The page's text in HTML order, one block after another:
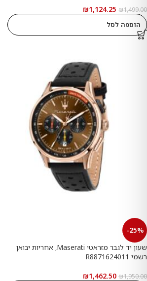
₪1,499.00
₪1,124.25
הוספה לסל
-25%
שעון יד לגבר מזראטי Maserati, אחריות יבואן
רשמי R8871624011
₪1,950.00
₪1,462.50